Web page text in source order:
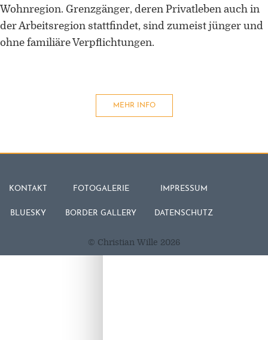
Wohnregion. Grenzgänger, deren Privatleben auch in
der Arbeitsregion stattfindet, sind zumeist jünger und
ohne familiäre Verpflichtungen.
MEHR INFO
KONTAKT
BLUESKY
FOTOGALERIE
BORDER GALLERY
IMPRESSUM
DATENSCHUTZ
© Christian Wille 2026